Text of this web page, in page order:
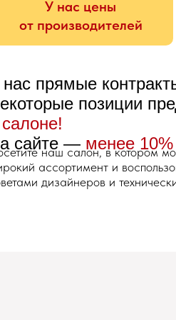
У нас цены
от производителей
прямые
позиции
сайте — менее 10%
наш салон, в котором
ассортимент и
дизайнеров и